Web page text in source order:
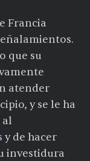
Francia
que su
atender
y se le ha
al
y de hacer
investidura